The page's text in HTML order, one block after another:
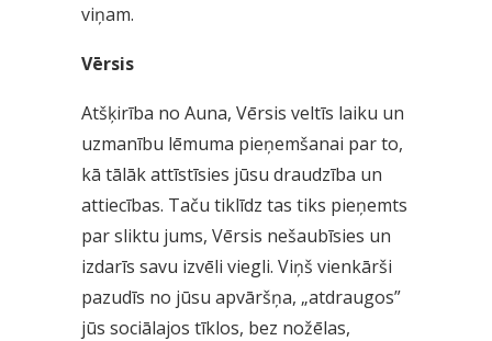
viņam.
Vērsis
Atšķirība no Auna, Vērsis veltīs laiku un
uzmanību lēmuma pieņemšanai par to,
kā tālāk attīstīsies jūsu draudzība un
attiecības. Taču tiklīdz tas tiks pieņemts
par sliktu jums, Vērsis nešaubīsies un
izdarīs savu izvēli viegli. Viņš vienkārši
pazudīs no jūsu apvāršņa, „atdraugos”
jūs sociālajos tīklos, bez nožēlas,